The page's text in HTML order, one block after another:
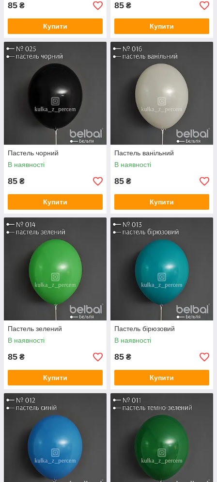
85 ₴
Купити
85 ₴
Купити
Пастель чорний
В наявності
85 ₴
Купити
Пастель ванільний
В наявності
85 ₴
Купити
Пастель зелений
В наявності
85 ₴
Купити
Пастель бірюзовий
В наявності
85 ₴
Купити